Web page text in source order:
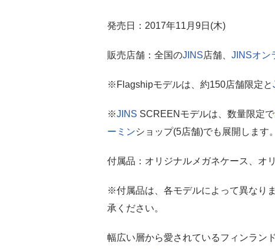
発売日：2017年11月9日(木)
販売店舗：全国のJINS店舗、 JINSオン
※Flagshipモデルは、約150店舗限定と
※JINS SCREENモデルは、数量限定で
ーミンショップ(5店舗)でも展開します。
付属品：オリジナルメガネケース、オ
※付属品は、各モデルによって異なり
承ください。
幅広い層から愛されているフィンラン